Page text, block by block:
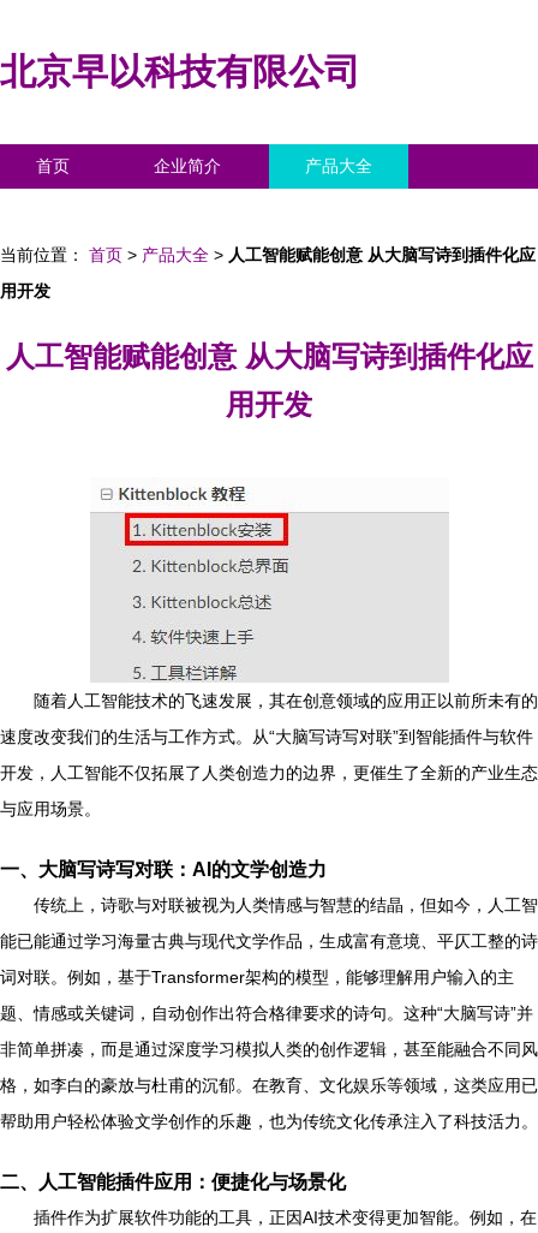
北京早以科技有限公司
首页 企业简介 产品大全
当前位置： 首页 > 产品大全 > 人工智能赋能创意 从大脑写诗到插件化应
用开发
人工智能赋能创意 从大脑写诗到插件化应
用开发
随着人工智能技术的飞速发展，其在创意领域的应用正以前所未有的
速度改变我们的生活与工作方式。从“大脑写诗写对联”到智能插件与软件
开发，人工智能不仅拓展了人类创造力的边界，更催生了全新的产业生态
与应用场景。
一、大脑写诗写对联：AI的文学创造力
传统上，诗歌与对联被视为人类情感与智慧的结晶，但如今，人工智
能已能通过学习海量古典与现代文学作品，生成富有意境、平仄工整的诗
词对联。例如，基于Transformer架构的模型，能够理解用户输入的主
题、情感或关键词，自动创作出符合格律要求的诗句。这种“大脑写诗”并
非简单拼凑，而是通过深度学习模拟人类的创作逻辑，甚至能融合不同风
格，如李白的豪放与杜甫的沉郁。在教育、文化娱乐等领域，这类应用已
帮助用户轻松体验文学创作的乐趣，也为传统文化传承注入了科技活力。
二、人工智能插件应用：便捷化与场景化
插件作为扩展软件功能的工具，正因AI技术变得更加智能。例如，在